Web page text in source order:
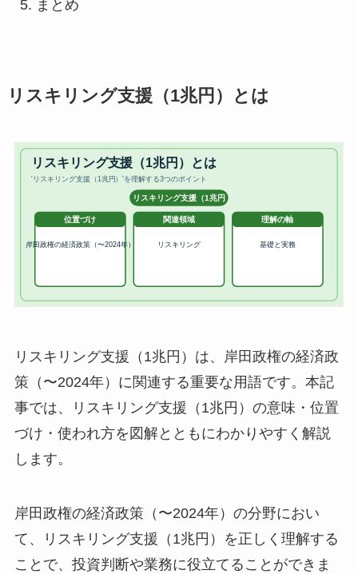
まとめ
リスキリング支援（1兆円）とは
リスキリング支援（1兆円）は、岸田政権の経済政
策（〜2024年）に関連する重要な用語です。本記
事では、リスキリング支援（1兆円）の意味・位置
づけ・使われ方を図解とともにわかりやすく解説
します。
岸田政権の経済政策（〜2024年）の分野におい
て、リスキリング支援（1兆円）を正しく理解する
ことで、投資判断や業務に役立てることができま